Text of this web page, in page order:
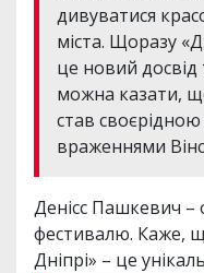
дивуватися
міста. Щоразу
це новий досвід
можна казати,
став
враженнями
Денісс Пашкевич –
фестивалю. Каже,
Дніпрі» – це